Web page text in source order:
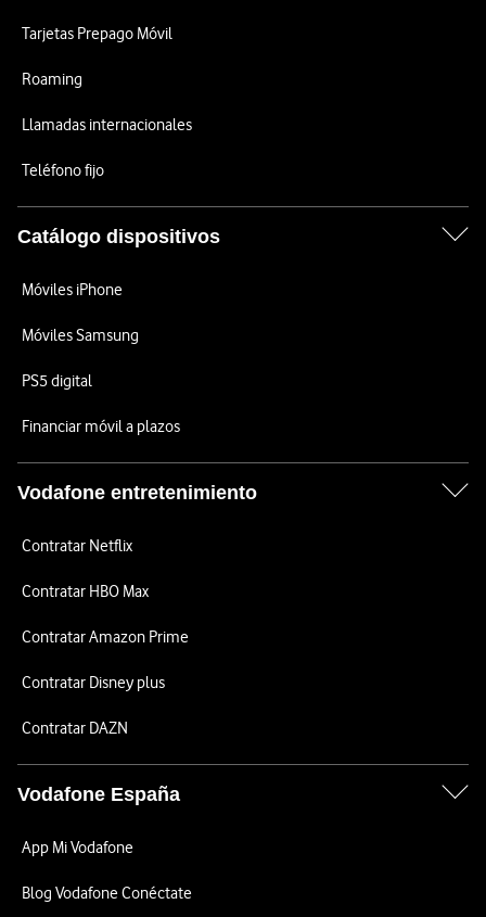
Tarjetas Prepago Móvil
Roaming
Llamadas internacionales
Teléfono fijo
Catálogo dispositivos
Móviles iPhone
Móviles Samsung
PS5 digital
Financiar móvil a plazos
Vodafone entretenimiento
Contratar Netflix
Contratar HBO Max
Contratar Amazon Prime
Contratar Disney plus
Contratar DAZN
Vodafone España
App Mi Vodafone
Blog Vodafone Conéctate